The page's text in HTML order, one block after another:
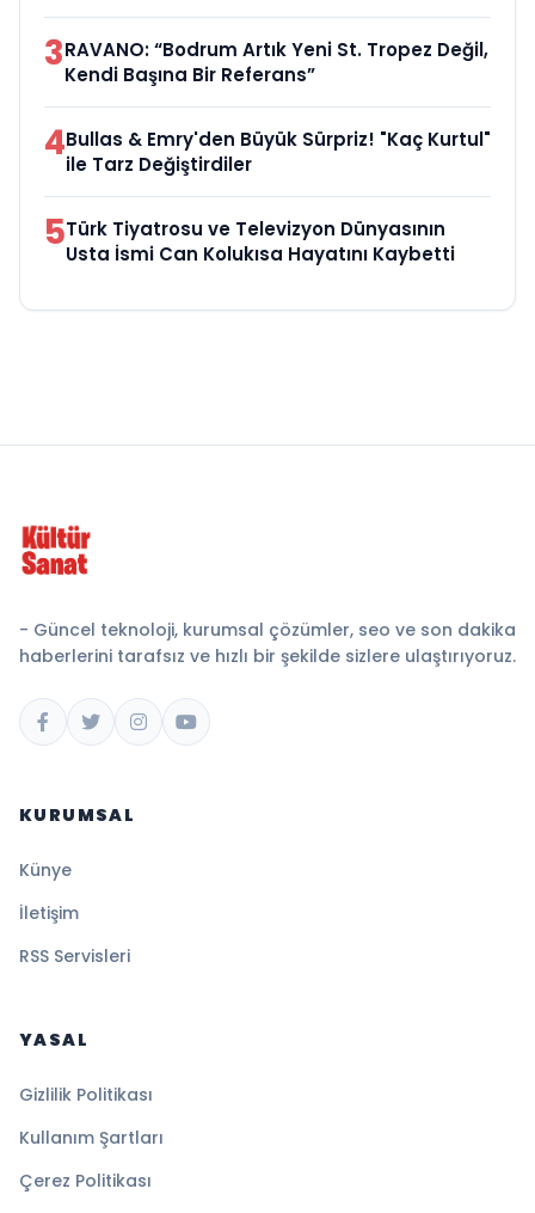
3RAVANO: “Bodrum Artık Yeni St. Tropez Değil,
Kendi Başına Bir Referans”
4Bullas & Emry'den Büyük Sürpriz! "Kaç Kurtul"
ile Tarz Değiştirdiler
5Türk Tiyatrosu ve Televizyon Dünyasının
Usta İsmi Can Kolukısa Hayatını Kaybetti
- Güncel teknoloji, kurumsal çözümler, seo ve son dakika
haberlerini tarafsız ve hızlı bir şekilde sizlere ulaştırıyoruz.
KURUMSAL
Künye
İletişim
RSS Servisleri
YASAL
Gizlilik Politikası
Kullanım Şartları
Çerez Politikası